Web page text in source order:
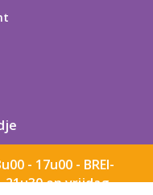
- 17u00 - BREI-
21u30 en vrijdag